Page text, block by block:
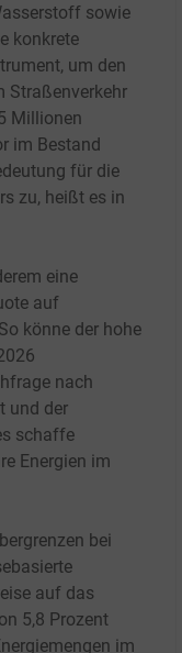
sowie
konkrete
um den
Straßenverkehr
Millionen
im Bestand
für die
zu, heißt es in
eine
auf
könne der hohe
nach
und der
schaffe
Energien im
bei
auf das
5,8 Prozent
im